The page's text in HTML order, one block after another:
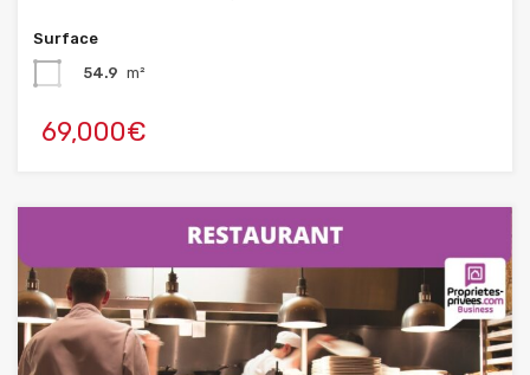
Surface
54.9 m²
69,000€